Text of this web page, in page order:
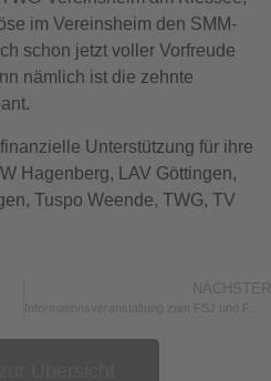
im Vereinsheim den SMM-
schon jetzt voller Vorfreude
nämlich ist die zehnte
Unterstützung für ihre
Hagenberg, LAV Göttingen,
Tuspo Weende, TWG, TV
NÄCHSTER